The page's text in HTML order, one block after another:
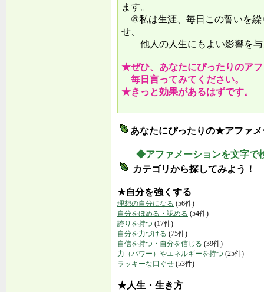
ます。
⑧私は生涯、毎日この誓いを繰
せ、
他人の人生にもよい影響
★ぜひ、あなたにぴったりのア
毎日言ってみてください。
★きっと効果があるはずです。
あなたにぴったりの★アファ
◆アファメーションを文字で
カテゴリから探してみよう！
★自分を強くする
理想の自分になる (56件)
自分をほめる・認める (54件)
誇りを持つ (17件)
自分を力づける (75件)
自信を持つ・自分を信じる (39件)
力（パワー）やエネルギーを持つ (25件)
ラッキーな口ぐせ (53件)
★人生・生き方